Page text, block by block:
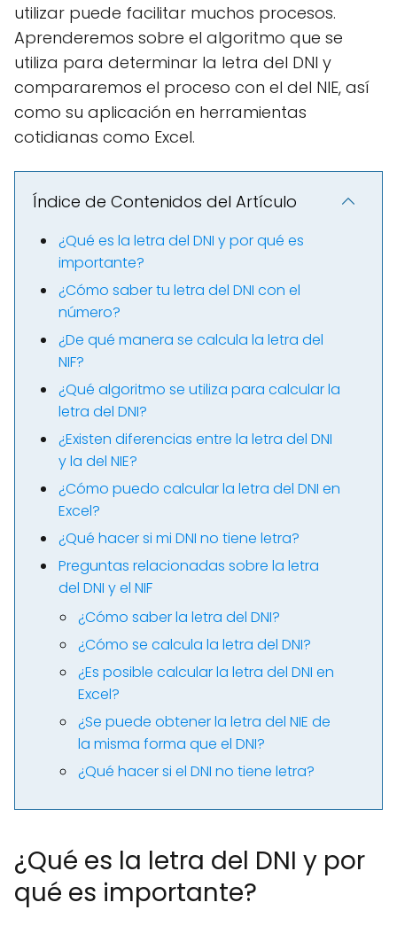
utilizar puede facilitar muchos procesos.
Aprenderemos sobre el algoritmo que se
utiliza para determinar la letra del DNI y
compararemos el proceso con el del NIE, así
como su aplicación en herramientas
cotidianas como Excel.
Índice de Contenidos del Artículo
¿Qué es la letra del DNI y por qué es
importante?
¿Cómo saber tu letra del DNI con el
número?
¿De qué manera se calcula la letra del
NIF?
¿Qué algoritmo se utiliza para calcular la
letra del DNI?
¿Existen diferencias entre la letra del DNI
y la del NIE?
¿Cómo puedo calcular la letra del DNI en
Excel?
¿Qué hacer si mi DNI no tiene letra?
Preguntas relacionadas sobre la letra
del DNI y el NIF
¿Cómo saber la letra del DNI?
¿Cómo se calcula la letra del DNI?
¿Es posible calcular la letra del DNI en
Excel?
¿Se puede obtener la letra del NIE de
la misma forma que el DNI?
¿Qué hacer si el DNI no tiene letra?
¿Qué es la letra del DNI y por
qué es importante?